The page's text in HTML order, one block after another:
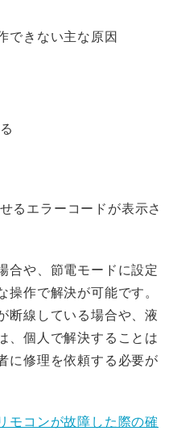
できない主な原因
るエラーコードが表示さ
合や、節電モードに設定
作で解決が可能です。
断線している場合や、液
、個人で解決することは
に修理を依頼する必要が
モコンが故障した際の確